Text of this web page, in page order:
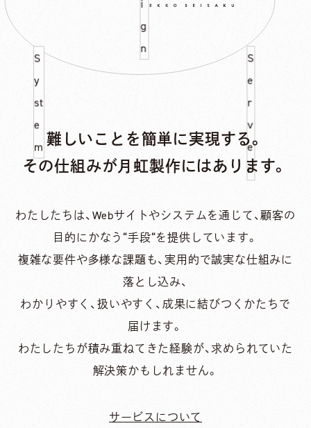
S
i
v
e
難しい​ことを​簡単に​実現する。
その​仕組みが​月虹製作には​あります。
わたしたちは、​Webサイトや​システムを​通じて、​顧客の​
目的にかなう​“手段“を​提供しています。
複雑な​要件や​多様な​課題も、​実用的で​誠実な​仕組みに​
落とし込み、
わかりやすく、​扱いやすく、​成果に​結びつくかたちで​
届けます。
わたしたちが​積み重ねてきた​経験が、​求められていた​
解決策かもしれません。
サービスについて